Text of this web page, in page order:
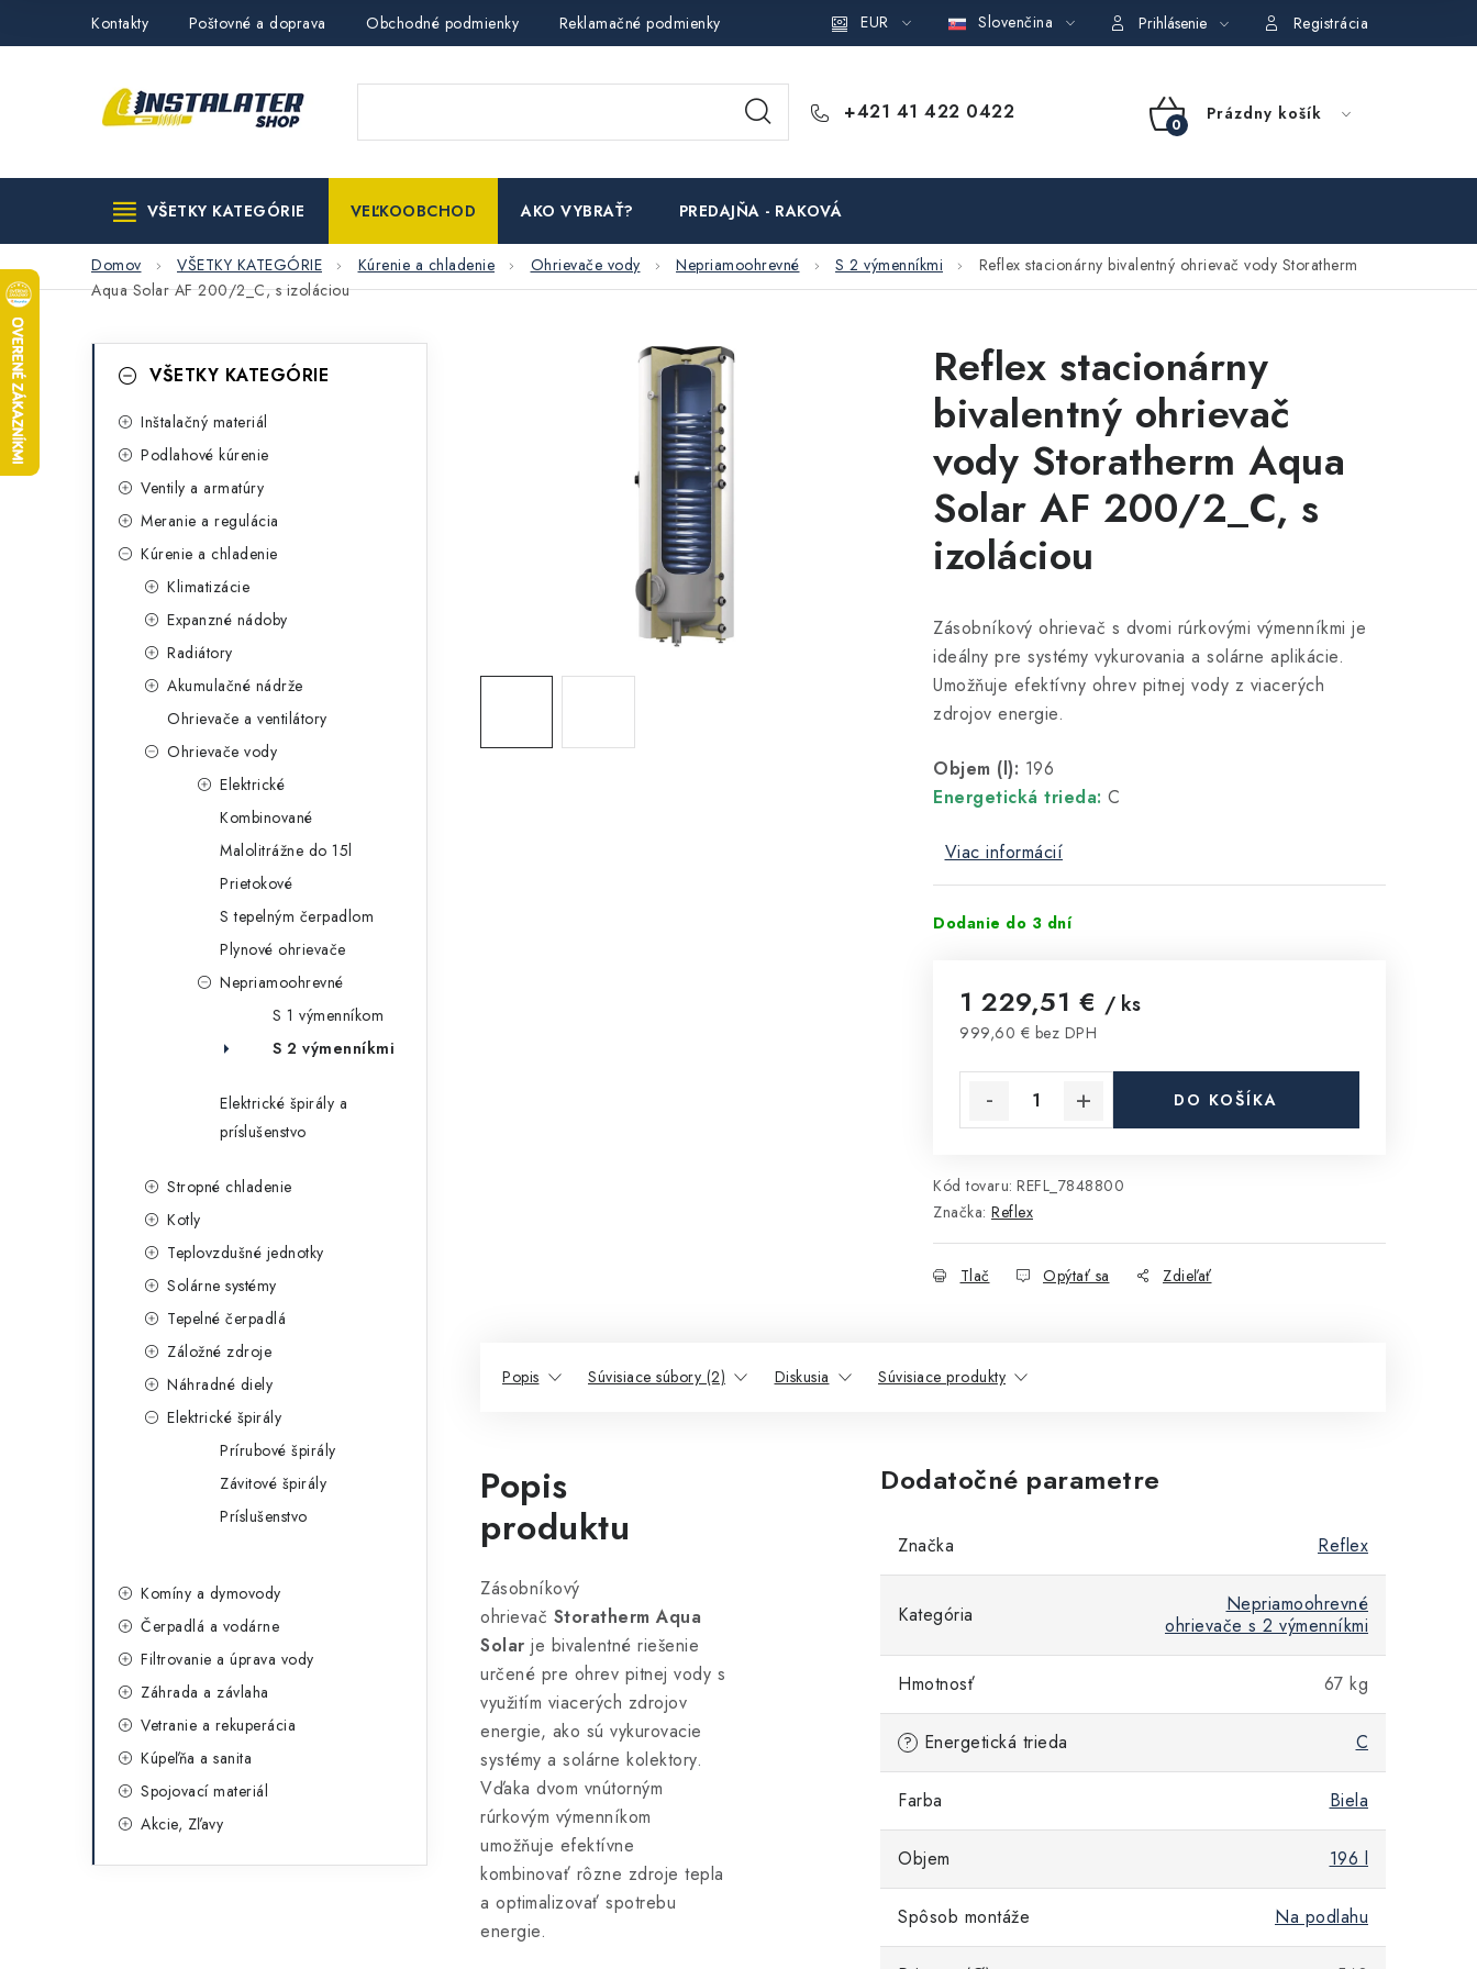
Kontakty Poštovné a doprava Obchodné podmienky Reklamačné podmienky Podmienky ochrany osobných údajov Obchodné podmienky požičovne náradia
EUR Slovenčina Prihlásenie Registrácia
+421 41 422 0422
NÁKUPNÝ
Prázdny košík
VŠETKY KATEGÓRIE VEĽKOOBCHOD AKO VYBRAŤ? PREDAJŇA - RAKOVÁ
Domov VŠETKY KATEGÓRIE Kúrenie a chladenie Ohrievače vody Nepriamoohrevné S 2 výmenníkmi
Reflex stacionárny bivalentný ohrievač vody Storatherm
Aqua Solar AF 200/2_C, s izoláciou
kategórieVŠETKY KATEGÓRIE
Inštalačný materiál
Podlahové kúrenie
Ventily a armatúry
Meranie a regulácia
Kúrenie a chladenie
Klimatizácie
Expanzné nádoby
Radiátory
Akumulačné nádrže
Ohrievače a ventilátory
Ohrievače vody
Elektrické
Kombinované
Malolitrážne do 15l
Prietokové
S tepelným čerpadlom
Plynové ohrievače
Nepriamoohrevné
S 1 výmenníkom
S 2 výmenníkmi
Elektrické špirály a
príslušenstvo
Stropné chladenie
Kotly
Teplovzdušné jednotky
Solárne systémy
Tepelné čerpadlá
Záložné zdroje
Náhradné diely
Elektrické špirály
Prírubové špirály
Závitové špirály
Príslušenstvo
Komíny a dymovody
Čerpadlá a vodárne
Filtrovanie a úprava vody
Záhrada a závlaha
Vetranie a rekuperácia
Kúpeľňa a sanita
Spojovací materiál
Akcie, Zľavy
Reflex stacionárny
bivalentný ohrievač
vody Storatherm Aqua
Solar AF 200/2_C, s
izoláciou
Zásobníkový ohrievač s dvomi rúrkovými výmenníkmi je
ideálny pre systémy vykurovania a solárne aplikácie.
Umožňuje efektívny ohrev pitnej vody z viacerých
zdrojov energie.
Objem (l): 196
Energetická trieda: C
Viac informácií
Dodanie do 3 dní
1 229,51 € / ks
999,60 € bez DPH
DO KOŠÍKA
Kód tovaru: REFL_7848800
Značka: Reflex
Tlač Opýtať sa Zdieľať
Popis Súvisiace súbory (2) Diskusia Súvisiace produkty
Popis
produktu
Zásobníkový
ohrievač Storatherm Aqua
Solar je bivalentné riešenie
určené pre ohrev pitnej vody s
využitím viacerých zdrojov
energie, ako sú vykurovacie
systémy a solárne kolektory.
Vďaka dvom vnútorným
rúrkovým výmenníkom
umožňuje efektívne
kombinovať rôzne zdroje tepla
a optimalizovať spotrebu
energie.
Dodatočné parametre
Značka Reflex
Kategória
Nepriamoohrevné
ohrievače s 2 výmenníkmi
Hmotnosť 67 kg
? Energetická trieda C
Farba Biela
Objem 196 l
Spôsob montáže Na podlahu